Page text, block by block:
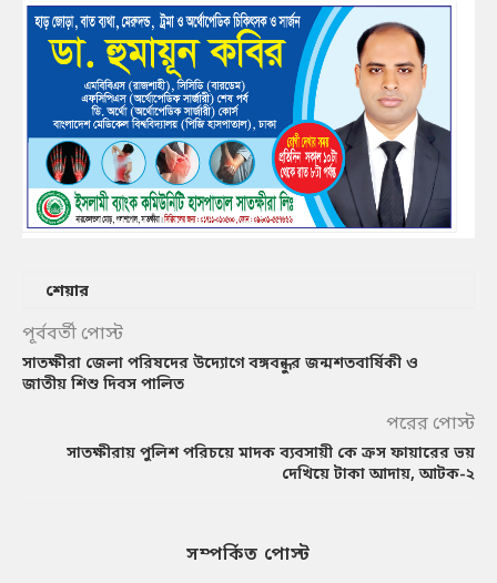
শেয়ার
পূর্ববর্তী পোস্ট
সাতক্ষীরা জেলা পরিষদের উদ্যোগে বঙ্গবন্ধুর জন্মশতবার্ষিকী ও
জাতীয় শিশু দিবস পালিত
পরের পোস্ট
সাতক্ষীরায় পুলিশ পরিচয়ে মাদক ব্যবসায়ী কে ক্রস ফায়ারের ভয়
দেখিয়ে টাকা আদায়, আটক-২
সম্পর্কিত পোস্ট